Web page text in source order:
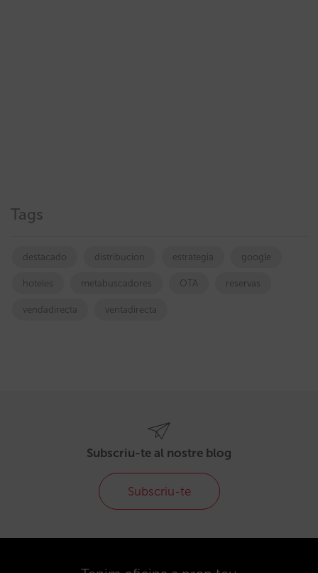
Tags
destacado distribucion estrategia google
hoteles metabuscadores OTA reservas
vendadirecta ventadirecta
Subscriu-te al nostre blog
Subscriu-te